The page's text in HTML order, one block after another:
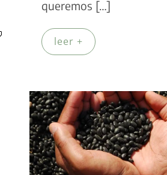
queremos […]
leer +